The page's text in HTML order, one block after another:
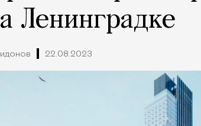
Ленинградке
22.08.2023